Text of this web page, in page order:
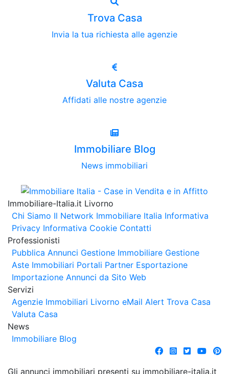
Trova Casa
Invia la tua richiesta alle agenzie
Valuta Casa
Affidati alle nostre agenzie
Immobiliare Blog
News immobiliari
Immobiliare-Italia.it Livorno
Chi Siamo Il Network Immobiliare Italia Informativa
Privacy Informativa Cookie Contatti
Professionisti
Pubblica Annunci Gestione Immobiliare Gestione
Aste Immobiliari Portali Partner Esportazione
Importazione Annunci da Sito Web
Servizi
Agenzie Immobiliari Livorno eMail Alert Trova Casa
Valuta Casa
News
Immobiliare Blog
Gli annunci immobiliari presenti su immobiliare-italia.it